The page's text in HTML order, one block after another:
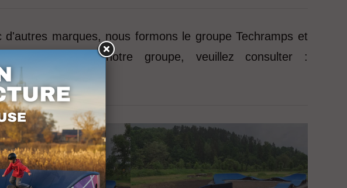
marques, nous formons le groupe Techramps et
sur notre groupe, veuillez consulter :